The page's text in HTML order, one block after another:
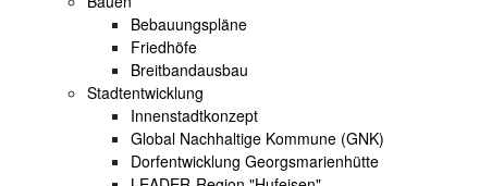
Bebauungspläne
Friedhöfe
Breitbandausbau
Stadtentwicklung
Innenstadtkonzept
Global Nachhaltige Kommune (GNK)
Dorfentwicklung Georgsmarienhütte